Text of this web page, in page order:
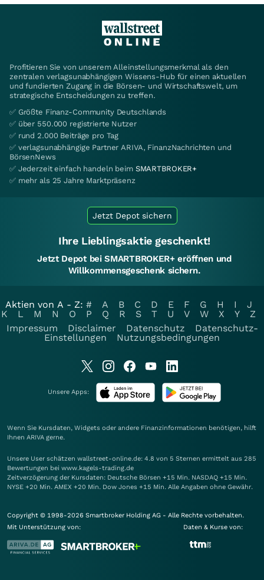
Profitieren Sie von unserem Alleinstellungsmerkmal als den
zentralen verlagsunabhängigen Wissens-Hub für einen aktuellen
und fundierten Zugang in die Börsen- und Wirtschaftswelt, um
strategische Entscheidungen zu treffen.
✅ Größte Finanz-Community Deutschlands
✅ über 550.000 registrierte Nutzer
✅ rund 2.000 Beiträge pro Tag
✅ verlagsunabhängige Partner ARIVA, FinanzNachrichten und
BörsenNews
✅ Jederzeit einfach handeln beim SMARTBROKER+
✅ mehr als 25 Jahre Marktpräsenz
Jetzt Depot sichern
Ihre Lieblingsaktie geschenkt!
Jetzt Depot bei SMARTBROKER+ eröffnen und
Willkommensgeschenk sichern.
Aktien von A - Z: # A B C D E F G H I
J
K
L M N O P Q R S T U V W X Y
Z
Impressum
Disclaimer Datenschutz
Datenschutz-
Einstellungen
Nutzungsbedingungen
Unsere Apps:
Wenn Sie Kursdaten, Widgets oder andere Finanzinformationen benötigen, hilft
Ihnen ARIVA gerne.
Unsere User schätzen wallstreet-online.de: 4.8 von 5 Sternen ermittelt aus 285
Bewertungen bei www.kagels-trading.de
Zeitverzögerung der Kursdaten: Deutsche Börsen +15 Min. NASDAQ +15 Min.
NYSE +20 Min. AMEX +20 Min. Dow Jones +15 Min. Alle Angaben ohne Gewähr.
Copyright © 1998-2026 Smartbroker Holding AG - Alle Rechte vorbehalten.
Mit Unterstützung von:
Daten & Kurse von: